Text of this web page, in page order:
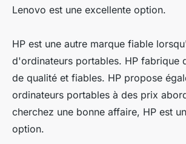
Lenovo est une excellente option.
HP est une autre marque fiable
d'ordinateurs portables. HP fabrique
de qualité et fiables. HP propose
ordinateurs portables à des prix
cherchez une bonne affaire, HP est
option.